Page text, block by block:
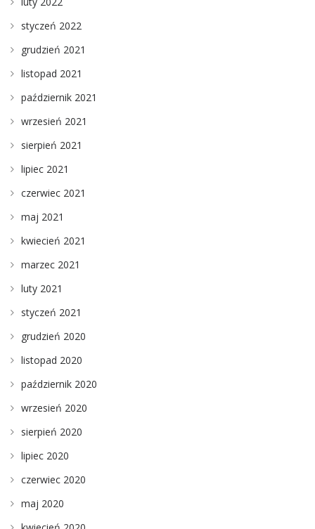
styczeń 2022
grudzień 2021
listopad 2021
październik 2021
wrzesień 2021
sierpień 2021
lipiec 2021
czerwiec 2021
maj 2021
kwiecień 2021
marzec 2021
luty 2021
styczeń 2021
grudzień 2020
listopad 2020
październik 2020
wrzesień 2020
sierpień 2020
lipiec 2020
czerwiec 2020
maj 2020